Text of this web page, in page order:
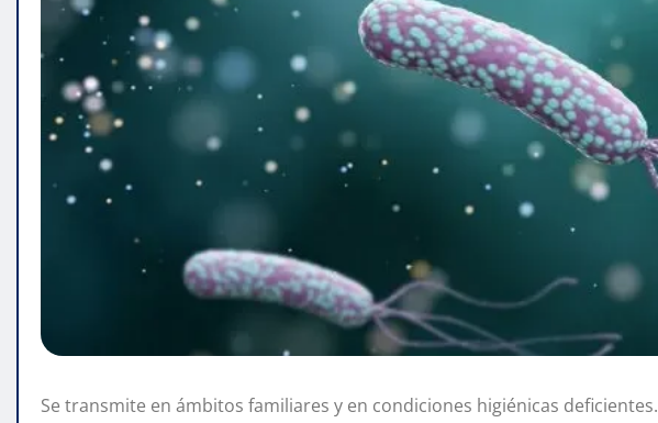
Se transmite en ámbitos familiares y en condiciones higiénicas deficientes.